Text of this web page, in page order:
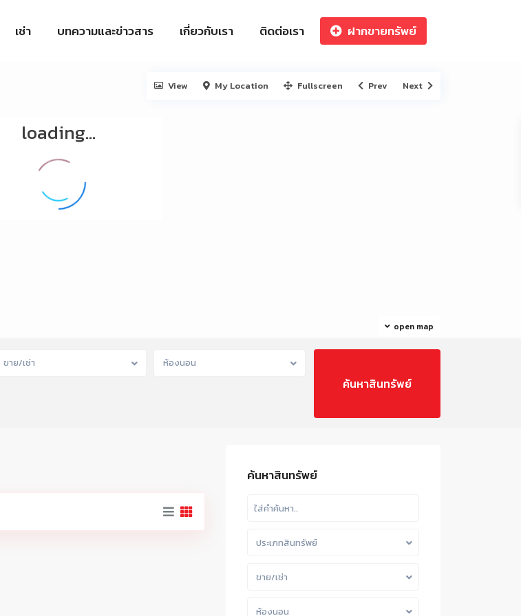
เช่า บทความและข่าวสาร เกี่ยวกับเรา ติดต่อเรา ฝากขายทรัพย์
loading...
open map
View My Location Fullscreen Prev Next
ขาย/เช่า ห้องนอน
ค้นหาสินทรัพย์
ประเภทสินทรัพย์
ขาย/เช่า
ห้องนอน